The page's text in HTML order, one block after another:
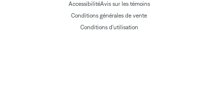
AccessibilitéAvis sur les témoins
Conditions générales de vente
Conditions d'utilisation